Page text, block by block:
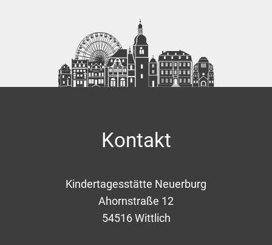
Kontakt
Kindertagesstätte Neuerburg
Ahornstraße 12
54516 Wittlich